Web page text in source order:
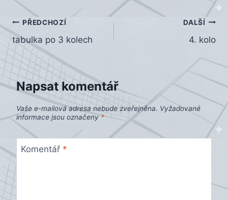
Navigace
pro
příspěvek
PŘEDCHOZÍ
tabulka po 3 kolech
DALŠÍ
4. kolo
Napsat komentář
Vaše e-mailová adresa nebude zveřejněna. Vyžadované
informace jsou označeny*
Komentář *